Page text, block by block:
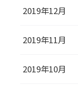
2019年12月
2019年11月
2019年10月